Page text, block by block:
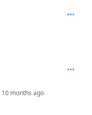
10 months ago